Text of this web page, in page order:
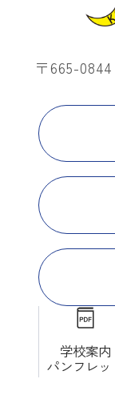
〒665-
学校案内
パンフレッ